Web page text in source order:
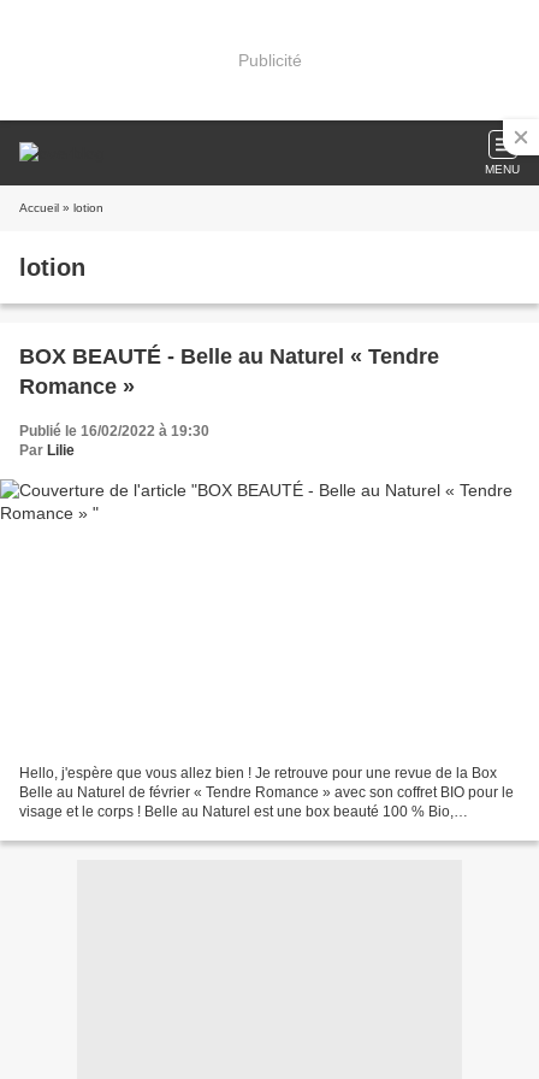
Publicité
MENU
Accueil » lotion
lotion
BOX BEAUTÉ - Belle au Naturel « Tendre
Romance »
Publié le 16/02/2022 à 19:30
Par Lilie
Hello, j'espère que vous allez bien ! Je retrouve pour une revue de la Box
Belle au Naturel de février « Tendre Romance » avec son coffret BIO pour le
visage et le corps ! Belle au Naturel est une box beauté 100 % Bio,